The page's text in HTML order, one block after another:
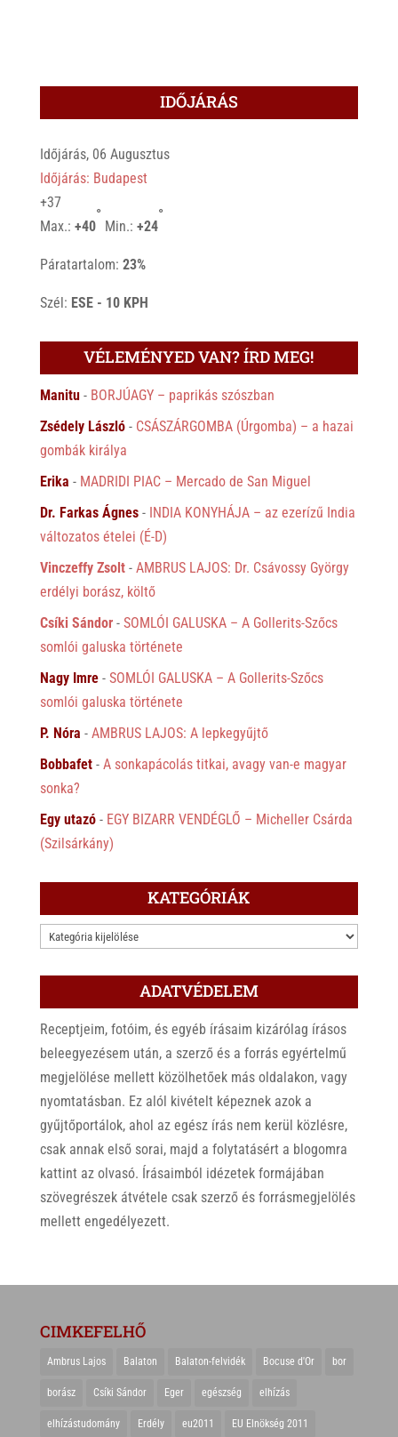
IDŐJÁRÁS
Időjárás, 06 Augusztus
Időjárás: Budapest
+37
Max.: +40
°
Min.: +24
°
Páratartalom: 23%
Szél: ESE - 10 KPH
VÉLEMÉNYED VAN? ÍRD MEG!
Manitu- BORJÚAGY – paprikás szószban
Zsédely László- CSÁSZÁRGOMBA (Úrgomba) – a hazai
gombák királya
Erika - MADRIDI PIAC – Mercado de San Miguel
Dr. Farkas Ágnes- INDIA KONYHÁJA – az ezerízű India
változatos ételei (É-D)
Vinczeffy Zsolt- AMBRUS LAJOS: Dr. Csávossy György
erdélyi borász, költő
Csíki Sándor- SOMLÓI GALUSKA – A Gollerits-Szőcs
somlói galuska története
Nagy Imre- SOMLÓI GALUSKA – A Gollerits-Szőcs
somlói galuska története
P. Nóra - AMBRUS LAJOS: A lepkegyűjtő
Bobbafet- A sonkapácolás titkai, avagy van-e magyar
sonka?
Egy utazó- EGY BIZARR VENDÉGLŐ – Micheller Csárda
(Szilsárkány)
KATEGÓRIÁK
KATEGÓRIÁK
ADATVÉDELEM
Receptjeim, fotóim, és egyéb írásaim kizárólag írásos
beleegyezésem után, a szerző és a forrás egyértelmű
megjelölése mellett közölhetőek más oldalakon, vagy
nyomtatásban. Ez alól kivételt képeznek azok a
gyűjtőportálok, ahol az egész írás nem kerül közlésre,
csak annak első sorai, majd a folytatásért a blogomra
kattint az olvasó. Írásaimból idézetek formájában
szövegrészek átvétele csak szerző és forrásmegjelölés
mellett engedélyezett.
CIMKEFELHŐ
Ambrus Lajos Balaton Balaton-felvidék Bocuse d'Or bor
borász Csíki Sándor Eger egészség elhízás
elhízástudomány Erdély eu2011 EU Elnökség 2011